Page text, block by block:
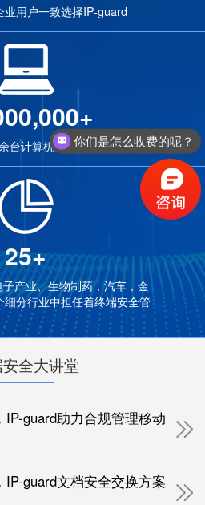
业用户一致选择IP-guard
台计算机同时运行客户端
25+
产业、生物制药，汽车，金
分行业中担任着终端安全管
全大讲堂
guard助力合规管理移动
guard文档安全交换方案
你们是怎么收费的呢？